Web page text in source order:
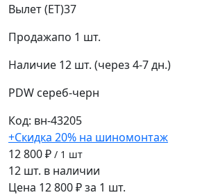
Вылет (ET)37
Продажапо 1 шт.
Наличие 12 шт. (через 4-7 дн.)
PDW сереб-черн
Код: вн-43205
+Скидка 20% на шиномонтаж
12 800 ₽ / 1 шт
12 шт. в наличии
Цена 12 800 ₽ за 1 шт.